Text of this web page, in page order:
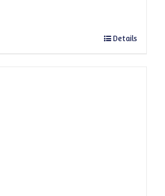
Dieses Produkt weist mehrere Varianten
Details